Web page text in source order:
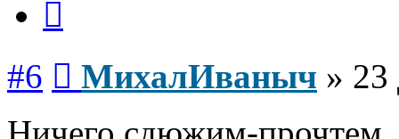
#6 МихалИваныч » 23